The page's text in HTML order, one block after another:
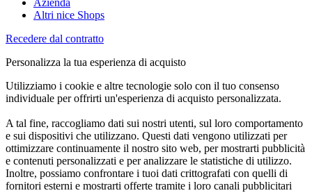
Altri nice Shops
Recedere dal contratto
Personalizza la tua esperienza di acquisto
Utilizziamo i cookie e altre tecnologie solo con il tuo consenso
individuale per offrirti un'esperienza di acquisto personalizzata.
A tal fine, raccogliamo dati sui nostri utenti, sul loro comportamento
e sui dispositivi che utilizzano. Questi dati vengono utilizzati per
ottimizzare continuamente il nostro sito web, per mostrarti pubblicità
e contenuti personalizzati e per analizzare le statistiche di utilizzo.
Inoltre, possiamo confrontare i tuoi dati crittografati con quelli di
fornitori esterni e mostrarti offerte tramite i loro canali pubblicitari